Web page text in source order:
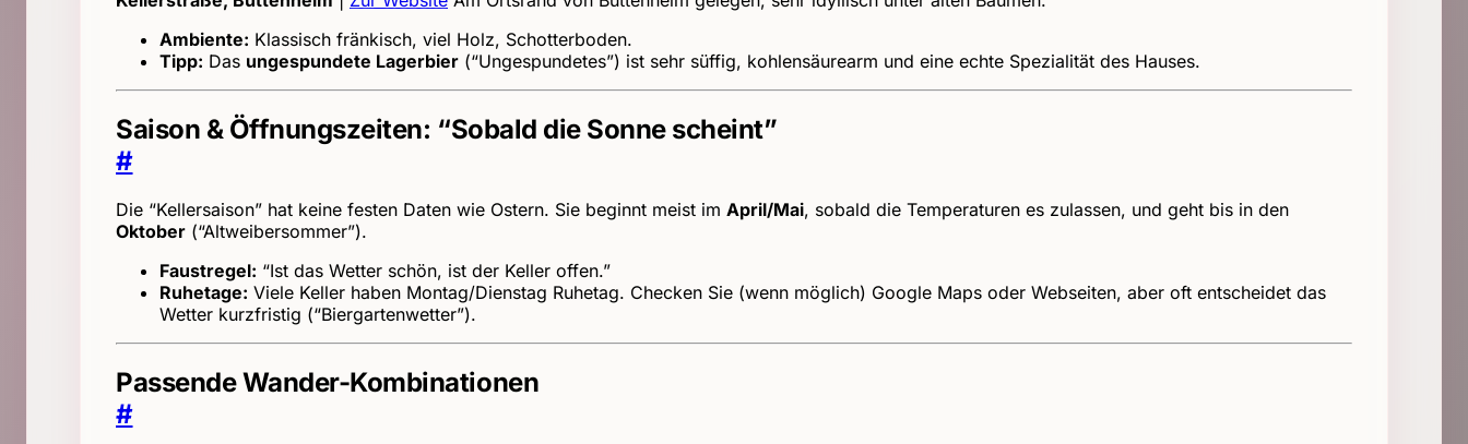
Ambiente: Klassisch fränkisch, viel Holz, Schotterboden.
Tipp: Das ungespundete Lagerbier (“Ungespundetes”) ist sehr süffig, kohlensäurearm und eine echte Spezialität des Hauses.
Saison & Öffnungszeiten: “Sobald die Sonne scheint”
#
Die “Kellersaison” hat keine festen Daten wie Ostern. Sie beginnt meist im April/Mai, sobald die Temperaturen es zulassen, und geht bis in den
Oktober (“Altweibersommer”).
Faustregel: “Ist das Wetter schön, ist der Keller offen.”
Ruhetage: Viele Keller haben Montag/Dienstag Ruhetag. Checken Sie (wenn möglich) Google Maps oder Webseiten, aber oft entscheidet das
Wetter kurzfristig (“Biergartenwetter”).
Passende Wander-Kombinationen
#